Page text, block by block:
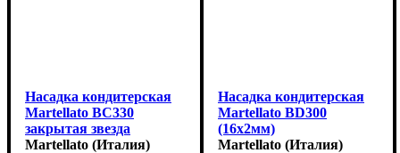
Насадка кондитерская
Martellato BC330
закрытая звезда
(d12мм,h47мм)
Martellato (Италия)
Насадка кондитерская
Martellato BD300
(16x2мм)
Martellato (Италия)